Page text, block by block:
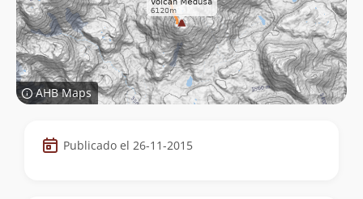
AHB Maps
Datos
de
Publicado el 26-11-2015